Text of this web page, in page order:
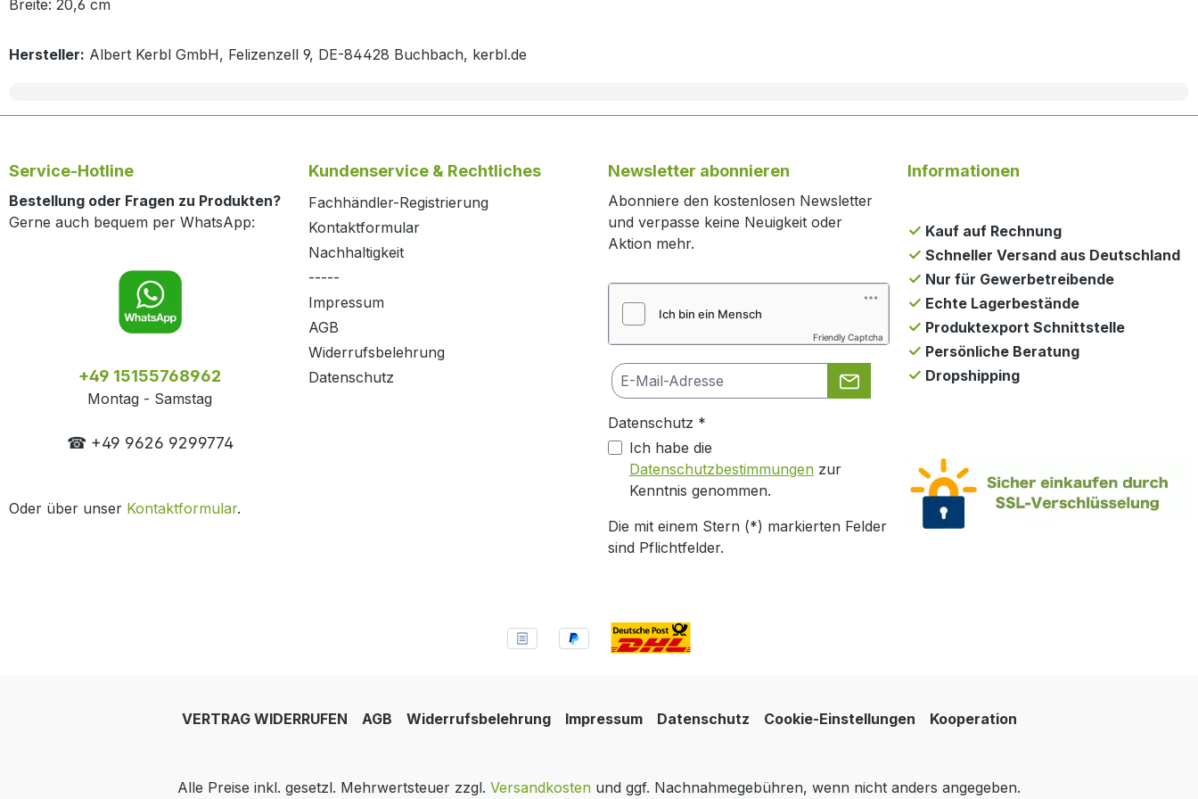
Breite: 20,6 cm
Hersteller: Albert Kerbl GmbH, Felizenzell 9, DE-84428 Buchbach, kerbl.de
Service-Hotline
Bestellung oder Fragen zu Produkten?
Gerne auch bequem per WhatsApp:
+49 15155768962
Montag - Samstag
☎ +49 9626 9299774
Oder über unser Kontaktformular.
Kundenservice & Rechtliches
Fachhändler-Registrierung
Kontaktformular
Nachhaltigkeit
-----
Impressum
AGB
Widerrufsbelehrung
Datenschutz
Newsletter abonnieren
Abonniere den kostenlosen Newsletter
und verpasse keine Neuigkeit oder
Aktion mehr.
Friendly Captcha
Datenschutz *
Ich habe die
Datenschutzbestimmungen zur
Kenntnis genommen.
Die mit einem Stern (*) markierten Felder
sind Pflichtfelder.
Informationen
Kauf auf Rechnung
Schneller Versand aus Deutschland
Nur für Gewerbetreibende
Echte Lagerbestände
Produktexport Schnittstelle
Persönliche Beratung
Dropshipping
VERTRAG WIDERRUFEN AGB Widerrufsbelehrung Impressum Datenschutz Cookie-Einstellungen Kooperation
Alle Preise inkl. gesetzl. Mehrwertsteuer zzgl. Versandkosten und ggf. Nachnahmegebühren, wenn nicht anders angegeben.